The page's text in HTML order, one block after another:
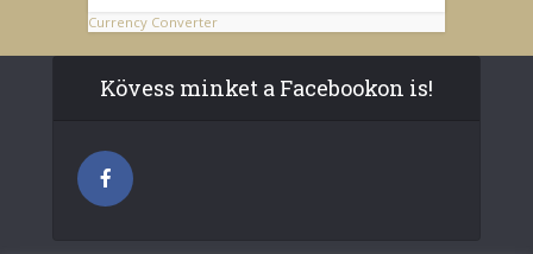
Currency Converter
Kövess minket a Facebookon is!